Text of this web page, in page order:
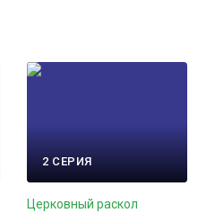
2 СЕРИЯ
Церковный раскол